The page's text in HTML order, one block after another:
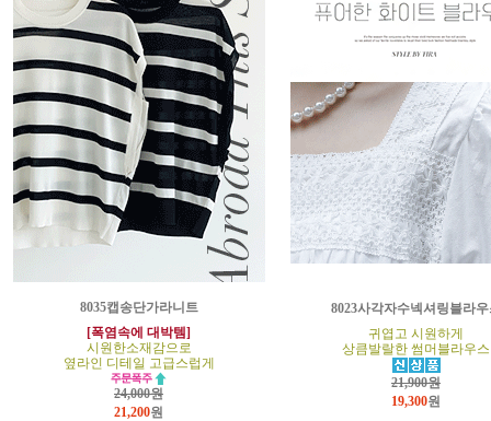
8035캡송단가라니트
[폭염속에 대박템]
시원한소재감으로
옆라인 디테일 고급스럽게
24,000원
21,200원
8023사각자수넥셔링블라우
귀엽고 시원하게
상큼발랄한 썸머블라우스
21,900원
19,300원